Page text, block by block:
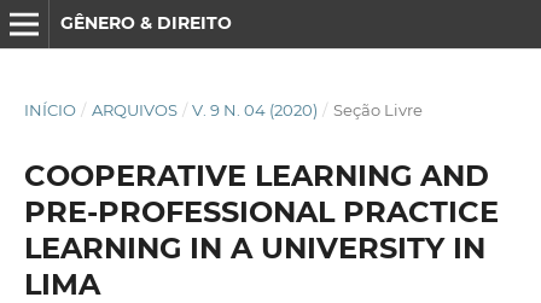
GÊNERO & DIREITO
INÍCIO / ARQUIVOS / V. 9 N. 04 (2020) / Seção Livre
COOPERATIVE LEARNING AND
PRE-PROFESSIONAL PRACTICE
LEARNING IN A UNIVERSITY IN
LIMA